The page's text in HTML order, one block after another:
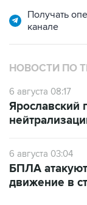
Получать
канале
НОВОСТИ ПО
6 августа 08:17
Ярославский
6 августа 03:04
БПЛА
движение в